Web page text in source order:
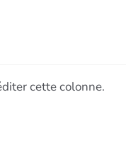
cette colonne.